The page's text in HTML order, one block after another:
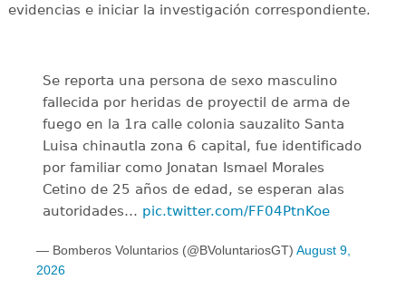
evidencias e iniciar la investigación correspondiente.
Se reporta una persona de sexo masculino
fallecida por heridas de proyectil de arma de
fuego en la 1ra calle colonia sauzalito Santa
Luisa chinautla zona 6 capital, fue identificado
por familiar como Jonatan Ismael Morales
Cetino de 25 años de edad, se esperan alas
autoridades… pic.twitter.com/FF04PtnKoe
— Bomberos Voluntarios (@BVoluntariosGT) August 9,
2026